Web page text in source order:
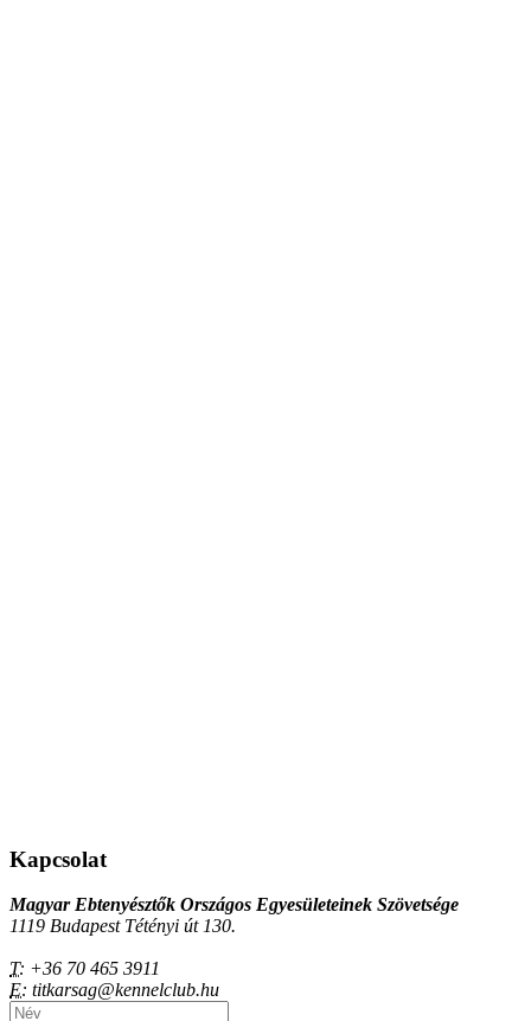
Kapcsolat
Magyar Ebtenyésztők Országos Egyesületeinek Szövetsége
1119 Budapest Tétényi út 130.
T: +36 70 465 3911
E: titkarsag@kennelclub.hu